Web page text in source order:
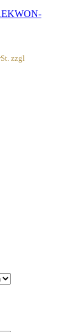
zzgl